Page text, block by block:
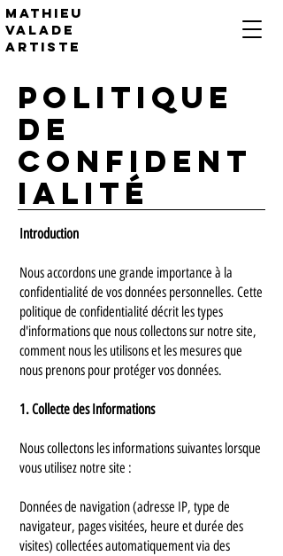
Mathieu
valade
artiste
Politique
de
Confident
ialité
Introduction
Nous accordons une grande importance à la
confidentialité de vos données personnelles. Cette
politique de confidentialité décrit les types
d'informations que nous collectons sur notre site,
comment nous les utilisons et les mesures que
nous prenons pour protéger vos données.
1. Collecte des Informations
Nous collectons les informations suivantes lorsque
vous utilisez notre site :
Données de navigation (adresse IP, type de
navigateur, pages visitées, heure et durée des
visites) collectées automatiquement via des